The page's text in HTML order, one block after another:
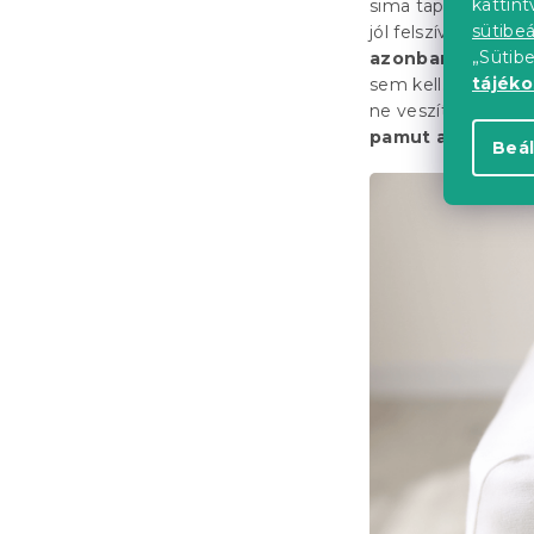
sima tapintású
jól felszívják a
azonban
sem kell.
ne veszítse el
pamut anyagok